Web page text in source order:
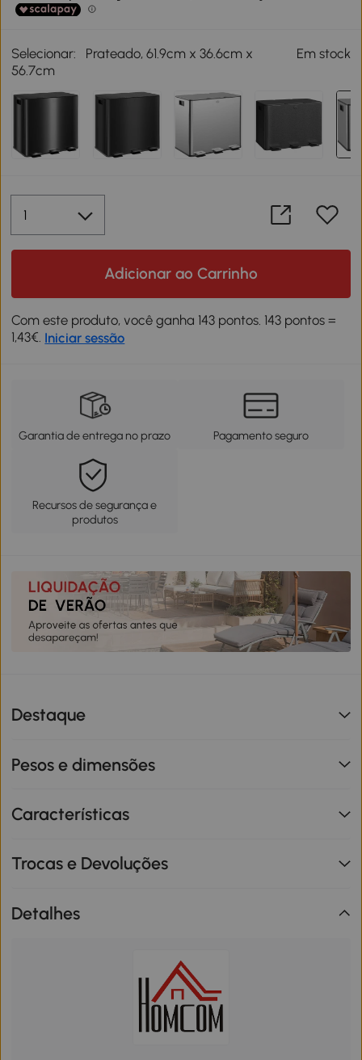
Selecionar:
Prateado, 61.9cm x 36.6cm x
56.7cm
Em stock
Adicionar ao Carrinho
Com este produto, você ganha 143 pontos. 143 pontos =
1,43€. Iniciar sessão
Garantia de entrega no prazo Pagamento seguro
Recursos de segurança e
produtos
Destaque
Pesos e dimensões
Características
Trocas e Devoluções
Detalhes